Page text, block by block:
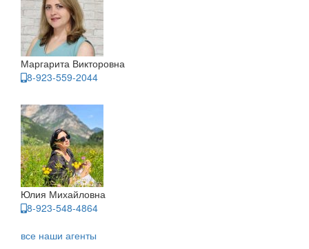
Маргарита Викторовна
8-923-559-2044
Юлия Михайловна
8-923-548-4864
все наши агенты